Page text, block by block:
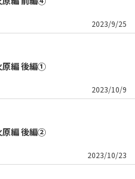
2023/9/25
編 後編①
2023/10/9
編 後編②
2023/10/23